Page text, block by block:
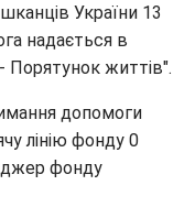
України 13
надається в
Порятунок життів".
допомоги
лінію фонду 0
фонду